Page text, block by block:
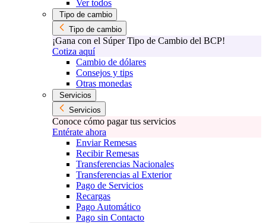
Ver todos
Tipo de cambio
Tipo de cambio
¡Gana con el Súper Tipo de Cambio del BCP!
Cotiza aquí
Cambio de dólares
Consejos y tips
Otras monedas
Servicios
Servicios
Conoce cómo pagar tus servicios
Entérate ahora
Enviar Remesas
Recibir Remesas
Transferencias Nacionales
Transferencias al Exterior
Pago de Servicios
Recargas
Pago Automático
Pago sin Contacto